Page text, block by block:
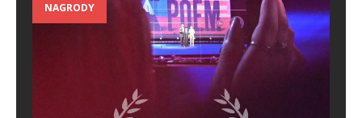
NAGRODY